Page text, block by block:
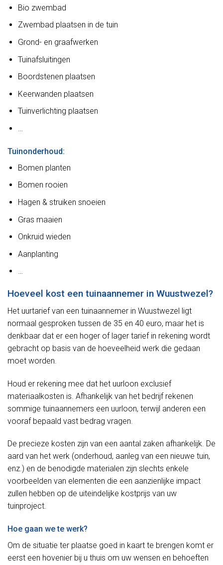
Bio zwembad
Zwembad plaatsen in de tuin
Grond- en graafwerken
Tuinafsluitingen
Boordstenen plaatsen
Keerwanden plaatsen
Tuinverlichting plaatsen
…
Tuinonderhoud:
Bomen planten
Bomen rooien
Hagen & struiken snoeien
Gras maaien
Onkruid wieden
Aanplanting
…
Hoeveel kost een tuinaannemer in Wuustwezel?
Het uurtarief van een tuinaannemer in Wuustwezel ligt
normaal gesproken tussen de 35 en 40 euro, maar het is
denkbaar dat er een hoger of lager tarief in rekening wordt
gebracht op basis van de hoeveelheid werk die gedaan
moet worden.
Houd er rekening mee dat het uurloon exclusief
materiaalkosten is. Afhankelijk van het bedrijf rekenen
sommige tuinaannemers een uurloon, terwijl anderen een
vooraf bepaald vast bedrag vragen.
De precieze kosten zijn van een aantal zaken afhankelijk. De
aard van het werk (onderhoud, aanleg van een nieuwe tuin,
enz.) en de benodigde materialen zijn slechts enkele
voorbeelden van elementen die een aanzienlijke impact
zullen hebben op de uiteindelijke kostprijs van uw
tuinproject.
Hoe gaan we te werk?
Om de situatie ter plaatse goed in kaart te brengen komt er
eerst een hovenier bij u thuis om uw wensen en behoeften